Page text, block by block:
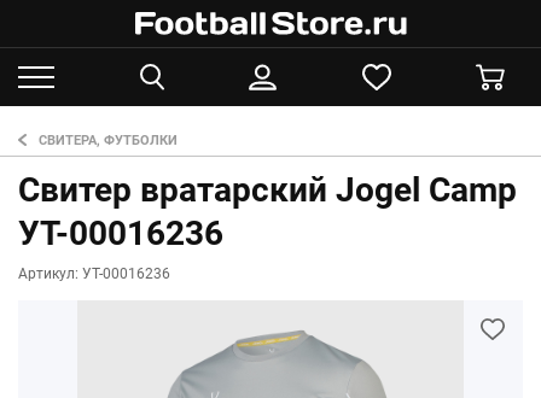
СВИТЕРА, ФУТБОЛКИ
Свитер вратарский Jogel Camp
УТ-00016236
Артикул: УТ-00016236